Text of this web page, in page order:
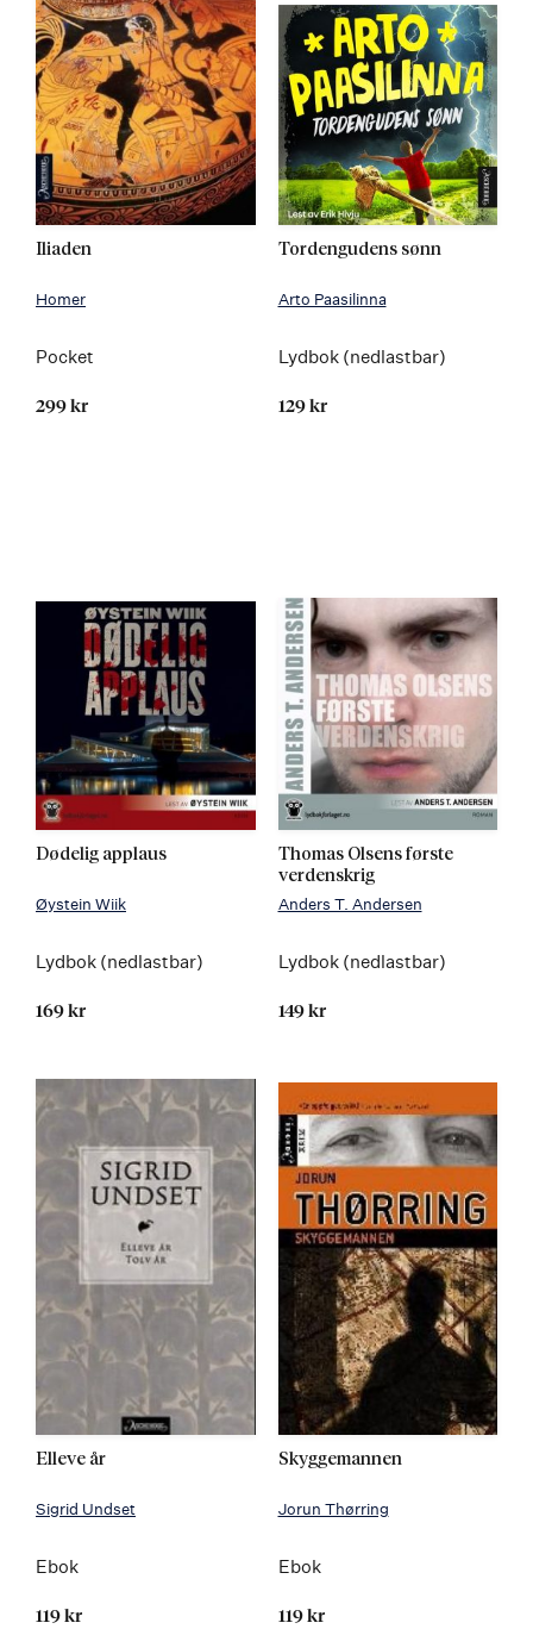
Iliaden
Homer
Pocket
299 kr
Tordengudens sønn
Arto Paasilinna
Lydbok (nedlastbar)
129 kr
Dødelig applaus
Øystein Wiik
Lydbok (nedlastbar)
169 kr
Thomas Olsens første
verdenskrig
Anders T. Andersen
Lydbok (nedlastbar)
149 kr
Elleve år
Sigrid Undset
Ebok
119 kr
Skyggemannen
Jorun Thørring
Ebok
119 kr